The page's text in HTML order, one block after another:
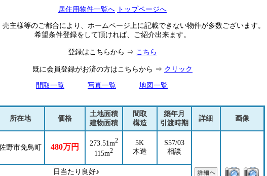
居住用物件一覧へ トップページへ
売主様等のご都合により、ホームページ上に記載できない物件が多数ございます。
希望条件登録をして頂ければ、ご紹介出来ます。
登録はこちらから ⇒ こちら
既に会員登録がお済の方はこちらから ⇒ クリック
間取一覧 写真一覧 地図一覧
所在地 価格
土地面積
建物面積
間取
構造
築年月
引渡時期
詳細 画像
野市免鳥町
480万円 273.51m2
115m2
5K
木造
S57/03
相談
日当たり良好♪